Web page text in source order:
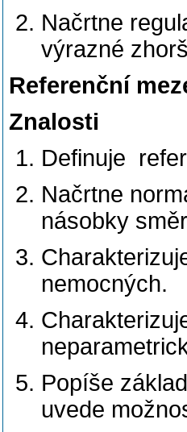
Načrtne
výrazné
Referenční
Znalosti
Definuje
Načrtne
násobky
nemocných.
Popíše
uvede